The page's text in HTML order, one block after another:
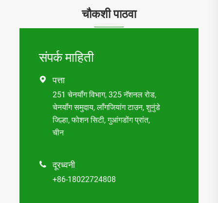
चौकशी पाठवा
संपर्क माहिती
 पत्ता
251 चेनयॉंग विभाग, 325 नॅशनल रोड,
चेनयॉंग समुदाय, लाँगजियांग टाउन, शुनुंडे
जिल्हा, फोशन सिटी, गुआंगडोंग प्रांत,
चीन
 दूरध्वनी
+86-18022724808